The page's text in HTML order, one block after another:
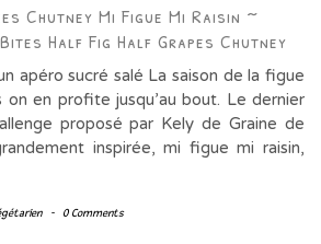
Chutney Mi Figue Mi Raisin ~
Half Fig Half Grapes Chutney
apéro sucré salé La saison de la figue
en profite jusqu’au bout. Le dernier
proposé par Kely de Graine de
inspirée, mi figue mi raisin,
- 0 Comments